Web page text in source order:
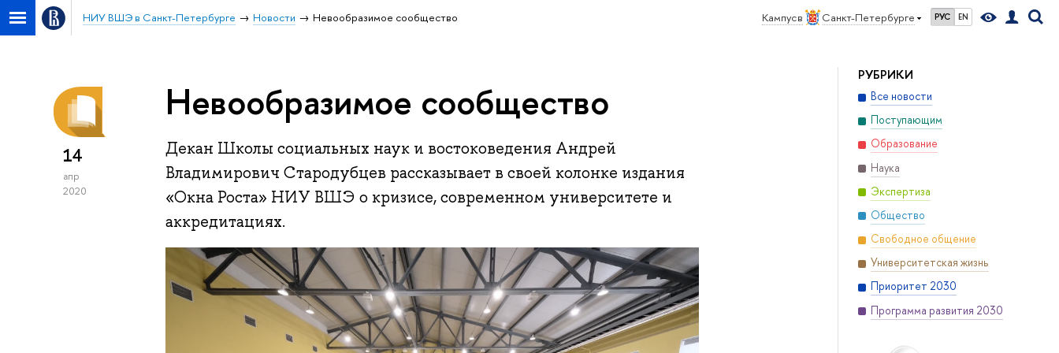
Кампус в Санкт-Петербурге РУС EN
НИУ ВШЭ в Санкт-Петербурге Новости Невообразимое сообщество
РУБРИКИ
Все новости
Поступающим
Образование
Наука
Экспертиза
Общество
Свободное общение
Университетская жизнь
Приоритет 2030
Программа развития 2030
14
апр
2020
Невообразимое сообщество
Декан Школы социальных наук и востоковедения Андрей
Владимирович Стародубцев рассказывает в своей колонке издания
«Окна Роста» НИУ ВШЭ о кризисе, современном университете и
аккредитациях.